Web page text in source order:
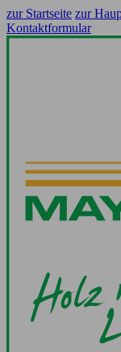
zur Startseite zur
Kontaktformular